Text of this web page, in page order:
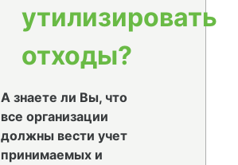
утилизировать
отходы?
А знаете ли Вы, что
все организации
должны вести учет
принимаемых и